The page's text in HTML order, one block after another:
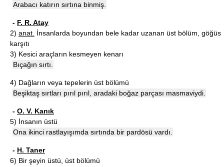
Arabacı katırın sırtına binmiş.
- F. R. Atay
2) anat. İnsanlarda boyundan bele kadar uzanan üst bölüm, göğüs
karşıtı
3) Kesici araçların kesmeyen kenarı
Bıçağın sırtı.
4) Dağların veya tepelerin üst bölümü
Beşiktaş sırtları pırıl pırıl, aradaki boğaz parçası masmaviydi.
- O. V. Kanık
5) İnsanın üstü
Ona ikinci rastlayışımda sırtında bir pardösü vardı.
- H. Taner
6) Bir şeyin üstü, üst bölümü